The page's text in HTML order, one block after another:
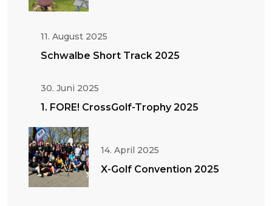
11. August 2025
Schwalbe Short Track 2025
30. Juni 2025
1. FORE! CrossGolf-Trophy 2025
14. April 2025
X-Golf Convention 2025